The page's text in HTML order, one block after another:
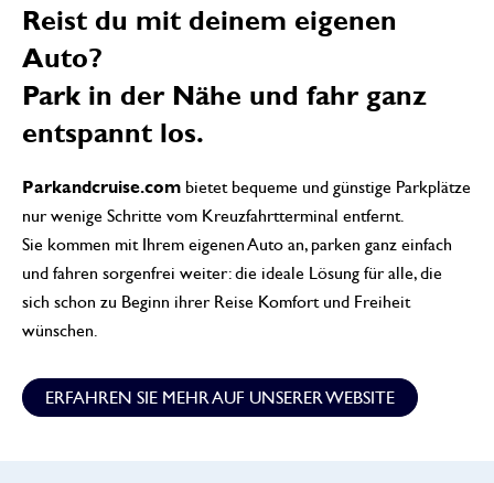
Reist du mit deinem eigenen
Auto?
Park in der Nähe und fahr ganz
entspannt los.
Parkandcruise.com bietet bequeme und günstige Parkplätze
nur wenige Schritte vom Kreuzfahrtterminal entfernt.
Sie kommen mit Ihrem eigenen Auto an, parken ganz einfach
und fahren sorgenfrei weiter: die ideale Lösung für alle, die
sich schon zu Beginn ihrer Reise Komfort und Freiheit
wünschen.
ERFAHREN SIE MEHR AUF UNSERER WEBSITE